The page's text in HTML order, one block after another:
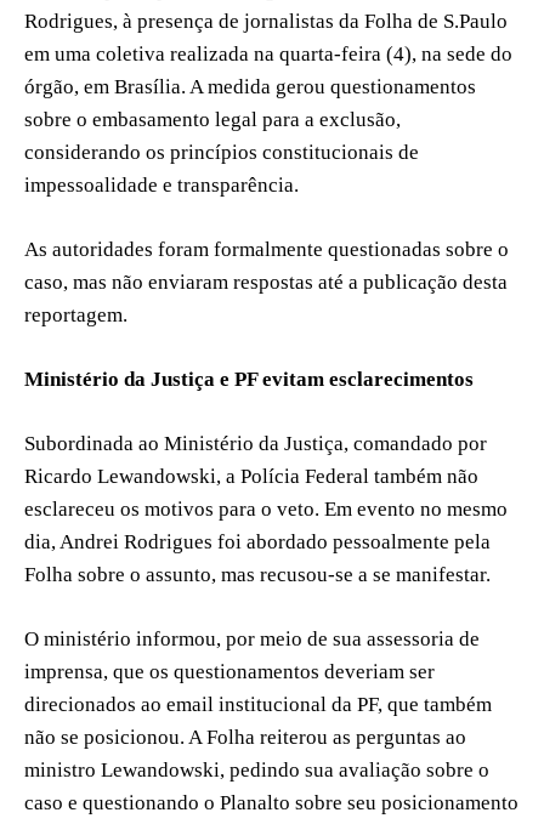
Rodrigues, à presença de jornalistas da Folha de S.Paulo
em uma coletiva realizada na quarta-feira (4), na sede do
órgão, em Brasília. A medida gerou questionamentos
sobre o embasamento legal para a exclusão,
considerando os princípios constitucionais de
impessoalidade e transparência.
As autoridades foram formalmente questionadas sobre o
caso, mas não enviaram respostas até a publicação desta
reportagem.
Ministério da Justiça e PF evitam esclarecimentos
Subordinada ao Ministério da Justiça, comandado por
Ricardo Lewandowski, a Polícia Federal também não
esclareceu os motivos para o veto. Em evento no mesmo
dia, Andrei Rodrigues foi abordado pessoalmente pela
Folha sobre o assunto, mas recusou-se a se manifestar.
O ministério informou, por meio de sua assessoria de
imprensa, que os questionamentos deveriam ser
direcionados ao email institucional da PF, que também
não se posicionou. A Folha reiterou as perguntas ao
ministro Lewandowski, pedindo sua avaliação sobre o
caso e questionando o Planalto sobre seu posicionamento